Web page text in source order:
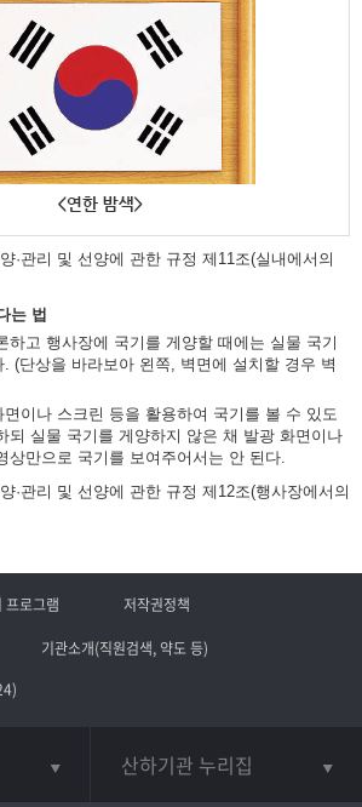
·관리 및 선양에 관한 규정 제11조(실내에서의
는 법
하고 행사장에 국기를 게양할 때에는 실물 국기
(단상을 바라보아 왼쪽, 벽면에 설치할 경우 벽
이나 스크린 등을 활용하여 국기를 볼 수 있도
되 실물 국기를 게양하지 않은 채 발광 화면이나
상만으로 국기를 보여주어서는 안 된다.
·관리 및 선양에 관한 규정 제12조(행사장에서의
프로그램 저작권정책
기관소개(직원검색, 약도 등)
산하기관 누리집